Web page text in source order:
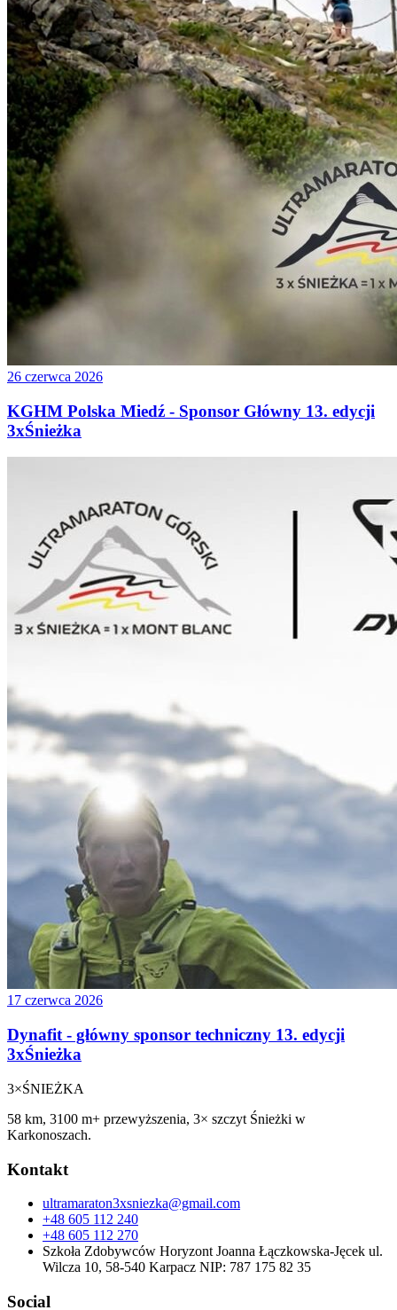
26 czerwca 2026
KGHM Polska Miedź - Sponsor Główny 13. edycji
3xŚnieżka
17 czerwca 2026
Dynafit - główny sponsor techniczny 13. edycji
3xŚnieżka
3×ŚNIEŻKA
58 km, 3100 m+ przewyższenia, 3× szczyt Śnieżki w
Karkonoszach.
Kontakt
ultramaraton3xsniezka@gmail.com
+48 605 112 240
+48 605 112 270
Szkoła Zdobywców Horyzont Joanna Łączkowska-Jęcek ul.
Wilcza 10, 58-540 Karpacz NIP: 787 175 82 35
Social